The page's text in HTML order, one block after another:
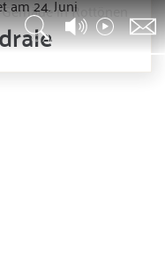
am 24. Juni
© Altrofoto/VGBildkunst